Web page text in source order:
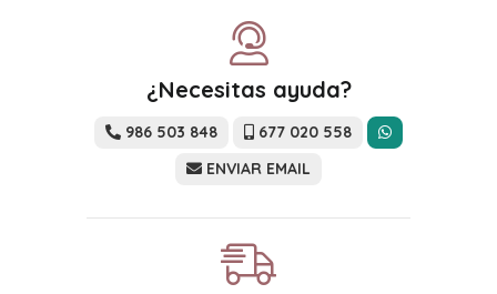
¿Necesitas ayuda?
986 503 848
677 020 558
ENVIAR EMAIL